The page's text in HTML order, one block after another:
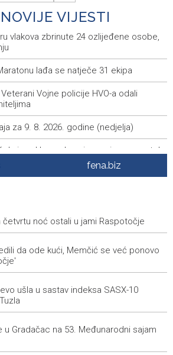
VIJESTI
vlakova zbrinute 24 ozlijeđene osobe,
lađa se natječe 31 ekipa
Vojne policije HVO-a odali
za 9. 8. 2026. godine (nedjelja)
od Irana da osigura siguran protok
Hormuški moreuz će ostati
zahtjeve Teherana
s Omanom o novoj Hormuškoj
Šerifović večeras se zatvara
Travnik 2026'
- Gunja pronađene kosti, vještaci
porijeklo
okupila 37 ekipa iz četiri države
fena.biz
noć ostali u jami Raspotočje
da ode kući, Memčić se već ponovo
ušla u sastav indeksa SASX-10
u Gradačac na 53. Međunarodni sajam